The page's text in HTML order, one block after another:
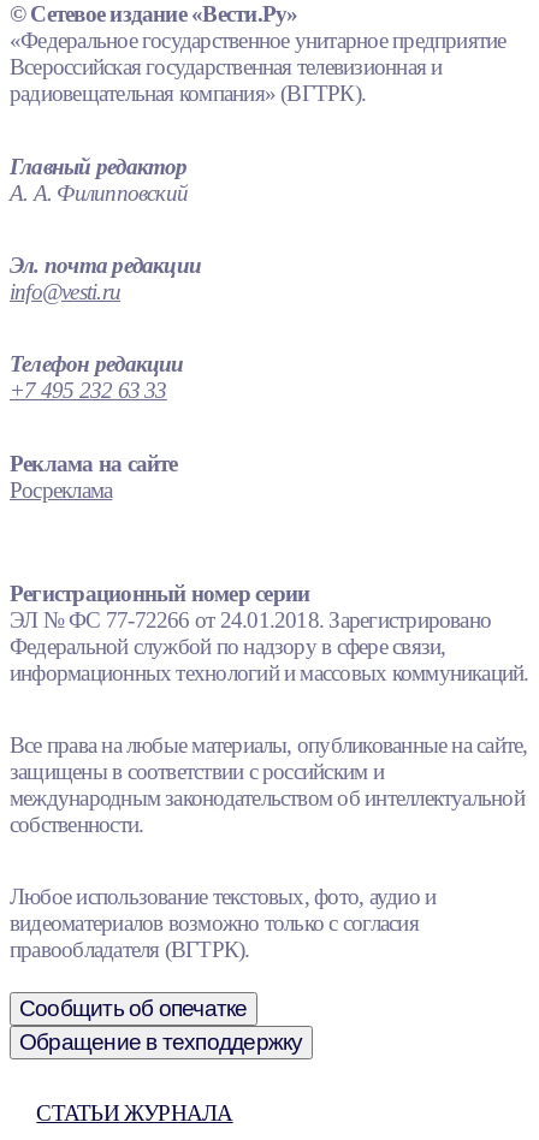
© Сетевое издание «Вести.Ру»
«Федеральное государственное унитарное предприятие
Всероссийская государственная телевизионная и
радиовещательная компания» (ВГТРК).
Главный редактор
А. А. Филипповский
Эл. почта редакции
info@vesti.ru
Телефон редакции
+7 495 232 63 33
Реклама на сайте
Росреклама
Регистрационный номер серии
ЭЛ № ФС 77-72266 от 24.01.2018. Зарегистрировано
Федеральной службой по надзору в сфере связи,
информационных технологий и массовых коммуникаций.
Все права на любые материалы, опубликованные на сайте,
защищены в соответствии с российским и
международным законодательством об интеллектуальной
собственности.
Любое использование текстовых, фото, аудио и
видеоматериалов возможно только с согласия
правообладателя (ВГТРК).
Сообщить об опечатке
Обращение в техподдержку
СТАТЬИ ЖУРНАЛА